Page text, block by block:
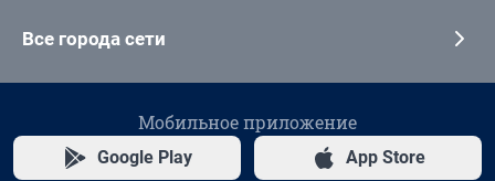
Все города сети
Мобильное приложение
Google Play App Store